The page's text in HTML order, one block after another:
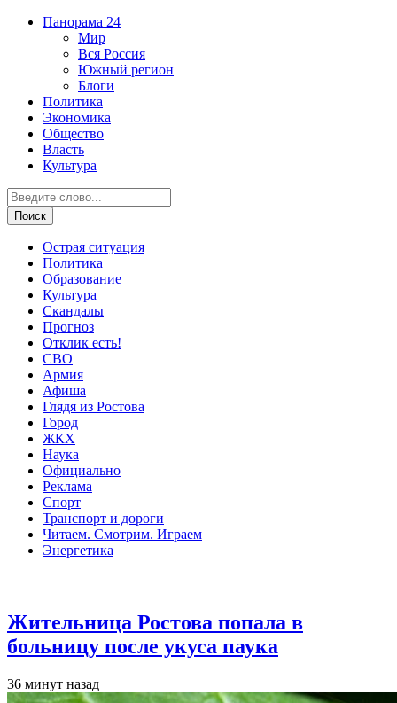
Панорама 24
Мир
Вся Россия
Южный регион
Блоги
Политика
Экономика
Общество
Власть
Культура
Острая ситуация
Политика
Образование
Культура
Скандалы
Прогноз
Отклик есть!
СВО
Армия
Афиша
Глядя из Ростова
Город
ЖКХ
Наука
Официально
Реклама
Спорт
Транспорт и дороги
Читаем. Смотрим. Играем
Энергетика
Жительница Ростова попала в
больницу после укуса паука
36 минут назад